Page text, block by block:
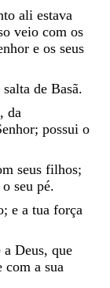
ali estava
veio com os
e os seus
salta de Basã.
, da
; possui o
seus filhos;
o seu pé.
; e a tua força
a Deus, que
com a sua